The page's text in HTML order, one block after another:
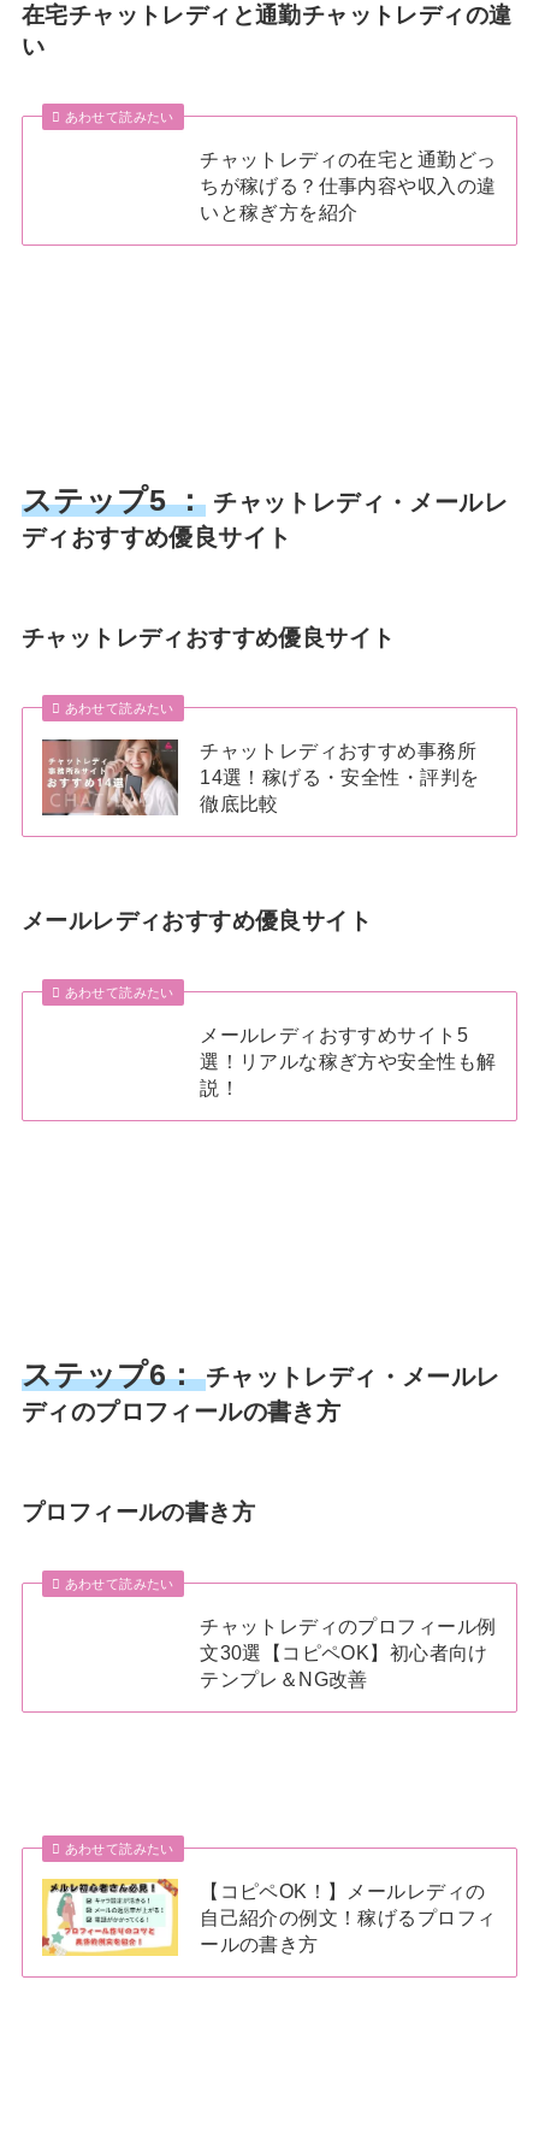
在宅チャットレディと通勤チャットレディの違
い
あわせて読みたい
チャットレディの在宅と通勤どっ
ちが稼げる？仕事内容や収入の違
いと稼ぎ方を紹介
ステップ5 ：チャットレディ・メールレ
ディおすすめ優良サイト
チャットレディおすすめ優良サイト
あわせて読みたい
チャットレディおすすめ事務所
14選！稼げる・安全性・評判を
徹底比較
メールレディおすすめ優良サイト
あわせて読みたい
メールレディおすすめサイト5
選！リアルな稼ぎ方や安全性も解
説！
ステップ6： チャットレディ・メールレ
ディのプロフィールの書き方
プロフィールの書き方
あわせて読みたい
チャットレディのプロフィール例
文30選【コピペOK】初心者向け
テンプレ＆NG改善
あわせて読みたい
【コピペOK！】メールレディの
自己紹介の例文！稼げるプロフィ
ールの書き方